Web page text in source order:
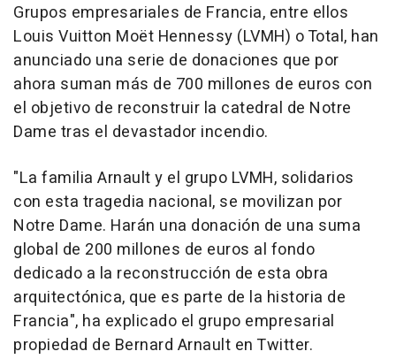
Grupos empresariales de Francia, entre ellos
Louis Vuitton Moët Hennessy (LVMH) o Total, han
anunciado una serie de donaciones que por
ahora suman más de 700 millones de euros con
el objetivo de reconstruir la catedral de Notre
Dame tras el devastador incendio.
"La familia Arnault y el grupo LVMH, solidarios
con esta tragedia nacional, se movilizan por
Notre Dame. Harán una donación de una suma
global de 200 millones de euros al fondo
dedicado a la reconstrucción de esta obra
arquitectónica, que es parte de la historia de
Francia", ha explicado el grupo empresarial
propiedad de Bernard Arnault en Twitter.